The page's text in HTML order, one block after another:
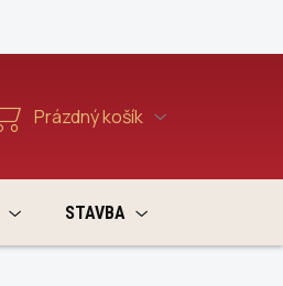
Nákupní
Prázdný košík
STAVBA